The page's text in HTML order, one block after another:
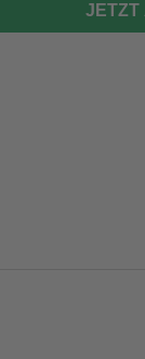
JETZT